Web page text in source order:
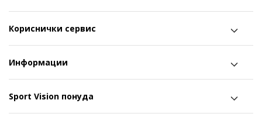
Кориснички сервис
Информации
Sport Vision понуда